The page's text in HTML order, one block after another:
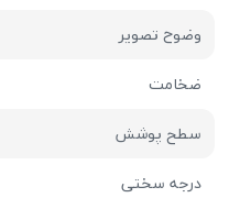
وضوح تصویر
ضخامت
سطح پوشش
درجه سختی